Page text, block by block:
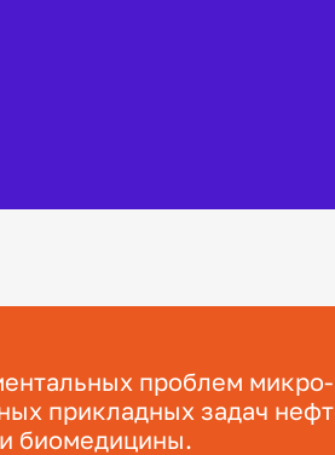
проблем
прикладных задач
биомедицины.